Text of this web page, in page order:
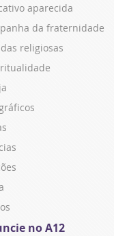
aparecida
da fraternidade
religiosas
no A12